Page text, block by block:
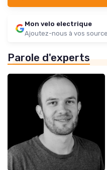
Mon velo electrique
Ajoutez-nous à vos
Parole d'experts